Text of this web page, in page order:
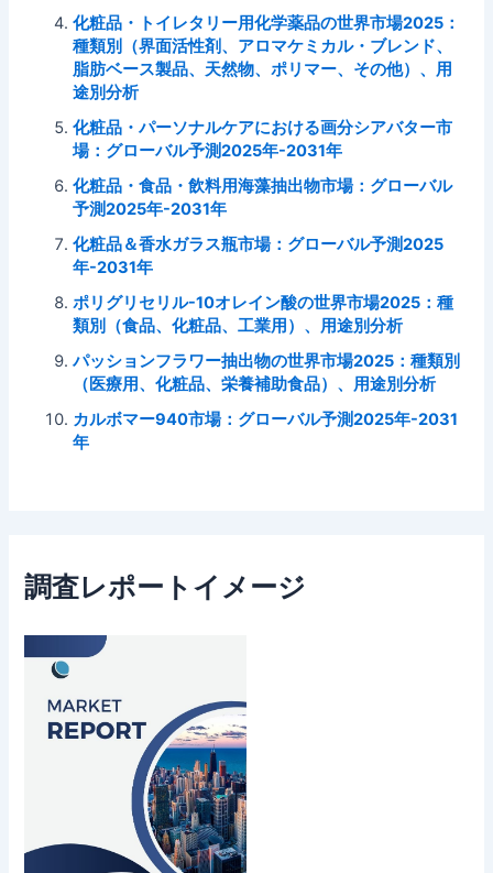
化粧品・トイレタリー用化学薬品の世界市場2025：
種類別（界面活性剤、アロマケミカル・ブレンド、
脂肪ベース製品、天然物、ポリマー、その他）、用
途別分析
化粧品・パーソナルケアにおける画分シアバター市
場：グローバル予測2025年-2031年
化粧品・食品・飲料用海藻抽出物市場：グローバル
予測2025年-2031年
化粧品＆香水ガラス瓶市場：グローバル予測2025
年-2031年
ポリグリセリル-10オレイン酸の世界市場2025：種
類別（食品、化粧品、工業用）、用途別分析
パッションフラワー抽出物の世界市場2025：種類別
（医療用、化粧品、栄養補助食品）、用途別分析
カルボマー940市場：グローバル予測2025年-2031
年
調査レポートイメージ